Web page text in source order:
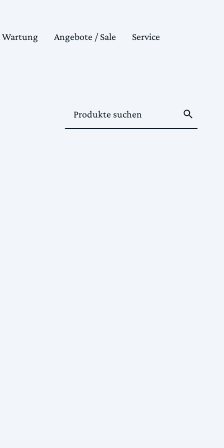
Wartung Angebote / Sale Service